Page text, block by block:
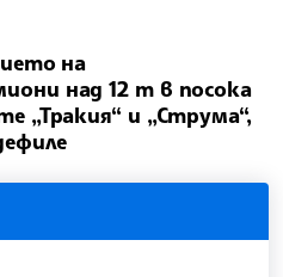
на
над 12 т в посока
„Тракия“ и „Струма“,